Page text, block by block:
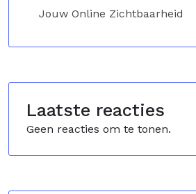
Jouw Online Zichtbaarheid
Laatste reacties
Geen reacties om te tonen.